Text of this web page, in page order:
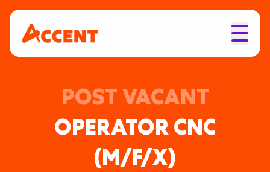
POST VACANT
OPERATOR CNC
(M/F/X)